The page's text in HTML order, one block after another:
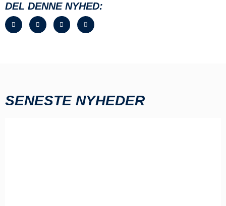
DEL DENNE NYHED:
SENESTE NYHEDER